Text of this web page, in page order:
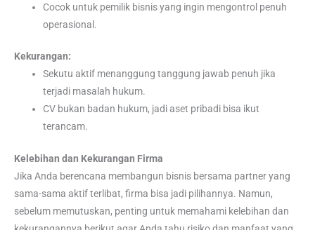
Cocok untuk pemilik bisnis yang ingin mengontrol penuh
operasional.
Kekurangan:
Sekutu aktif menanggung tanggung jawab penuh jika
terjadi masalah hukum.
CV bukan badan hukum, jadi aset pribadi bisa ikut
terancam.
Kelebihan dan Kekurangan Firma
Jika Anda berencana membangun bisnis bersama partner yang
sama-sama aktif terlibat, firma bisa jadi pilihannya. Namun,
sebelum memutuskan, penting untuk memahami kelebihan dan